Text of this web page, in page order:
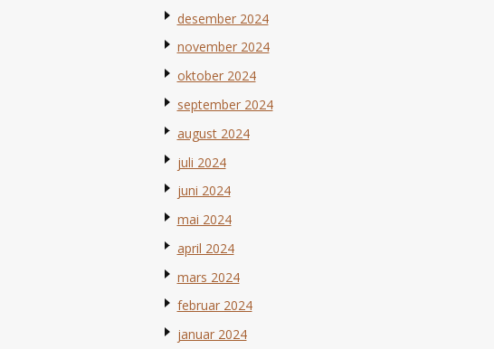
desember 2024
november 2024
oktober 2024
september 2024
august 2024
juli 2024
juni 2024
mai 2024
april 2024
mars 2024
februar 2024
januar 2024